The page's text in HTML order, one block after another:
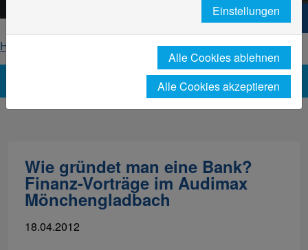
Hochschule Niederrhein. Dein Weg.
Home
News-Detailseite
Wie gründet man eine Bank?
Finanz-Vorträge im Audimax
Mönchengladbach
18.04.2012
Einstellungen
Alle Cookies ablehnen
Alle Cookies akzeptieren